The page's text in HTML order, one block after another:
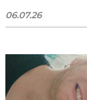
06.07.26